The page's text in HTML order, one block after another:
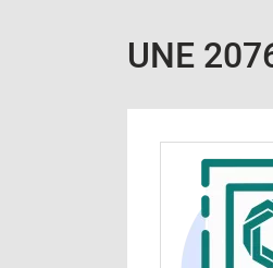
UNE